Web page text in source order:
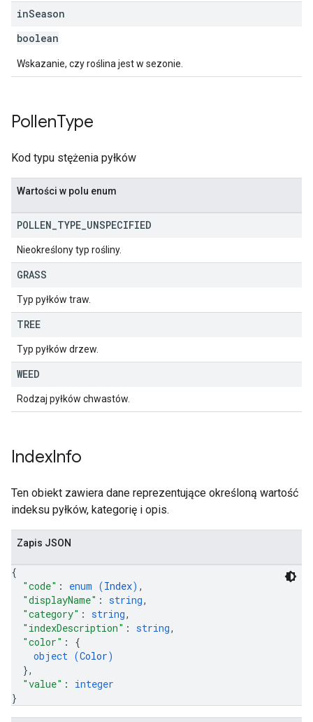
inSeason
boolean
Wskazanie, czy roślina jest w sezonie.
PollenType
Kod typu stężenia pyłków
Wartości w polu enum
POLLEN TYPE UNSPECIFIED
Nieokreślony typ rośliny.
GRASS
Typ pyłków traw.
TREE
Typ pyłków drzew.
WEED
Rodzaj pyłków chwastów.
IndexInfo
Ten obiekt zawiera dane reprezentujące określoną wartość
indeksu pyłków, kategorię i opis.
Zapis JSON
{
"code" : enum (Index) ,
"displayName" : string,
"category" : string,
"indexDescription" : string,
"color" : {
object (Color)
},
"value" : integer
}